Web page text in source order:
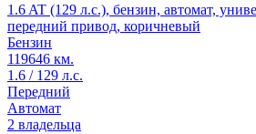
1.6 AT (129 л.с.), бензин, автомат,
передний привод, коричневый
Бензин
119646 км.
1.6 / 129 л.с.
Передний
Автомат
2 владельца